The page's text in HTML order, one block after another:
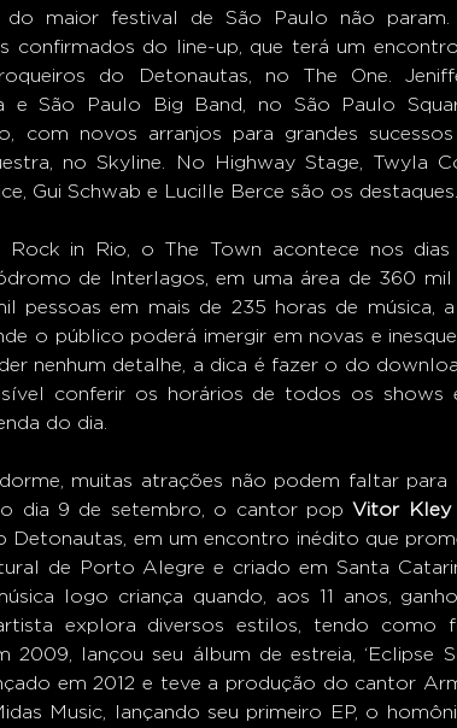
do maior festival de São Paulo não
confirmados do line-up, que terá um
do Detonautas, no The One.
e São Paulo Big Band, no São Paulo
com novos arranjos para grandes
no Skyline. No Highway Stage, Twyla
Gui Schwab e Lucille Berce são os
Rock in Rio, o The Town acontece nos
de Interlagos, em uma área de 360 mil
pessoas em mais de 235 horas de música,
o público poderá imergir em novas e
nenhum detalhe, a dica é fazer o do
conferir os horários de todos os shows
do dia.
muitas atrações não podem faltar para
dia 9 de setembro, o cantor pop Vitor
Detonautas, em um encontro inédito que
de Porto Alegre e criado em Santa
logo criança quando, aos 11 anos,
explora diversos estilos, tendo como
2009, lançou seu álbum de estreia, ‘Eclipse
em 2012 e teve a produção do cantor
Music, lançando seu primeiro EP, o